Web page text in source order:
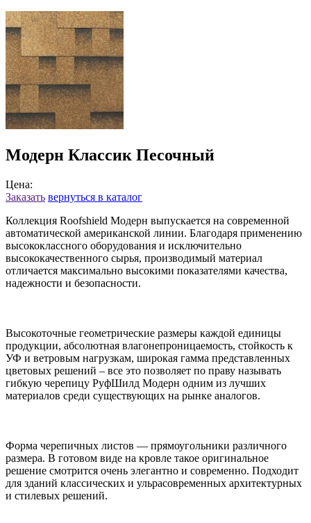
Модерн Классик Песочный
Цена:
Заказать вернуться в каталог
Коллекция Roofshield Модерн выпускается на современной
автоматической американской линии. Благодаря применению
высококлассного оборудования и исключительно
высококачественного сырья, производимый материал
отличается максимально высокими показателями качества,
надежности и безопасности.
Высокоточные геометрические размеры каждой единицы
продукции, абсолютная влагонепроницаемость, стойкость к
УФ и ветровым нагрузкам, широкая гамма представленных
цветовых решений – все это позволяет по праву называть
гибкую черепицу РуфШилд Модерн одним из лучших
материалов среди существующих на рынке аналогов.
Форма черепичных листов — прямоугольники различного
размера. В готовом виде на кровле такое оригинальное
решение смотрится очень элегантно и современно. Подходит
для зданий классических и ульрасовременных архитектурных
и стилевых решений.